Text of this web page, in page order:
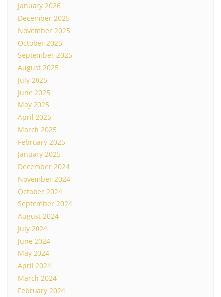
January 2026
December 2025
November 2025
October 2025
September 2025
August 2025
July 2025
June 2025
May 2025
April 2025
March 2025
February 2025
January 2025
December 2024
November 2024
October 2024
September 2024
August 2024
July 2024
June 2024
May 2024
April 2024
March 2024
February 2024